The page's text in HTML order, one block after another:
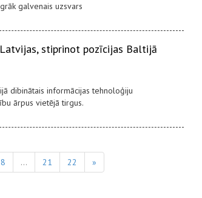
galvenais uzsvars
stiprinot pozīcijas Baltijā
dibinātais informācijas tehnoloģiju
ārpus vietējā tirgus.
8 ... 21 22 »